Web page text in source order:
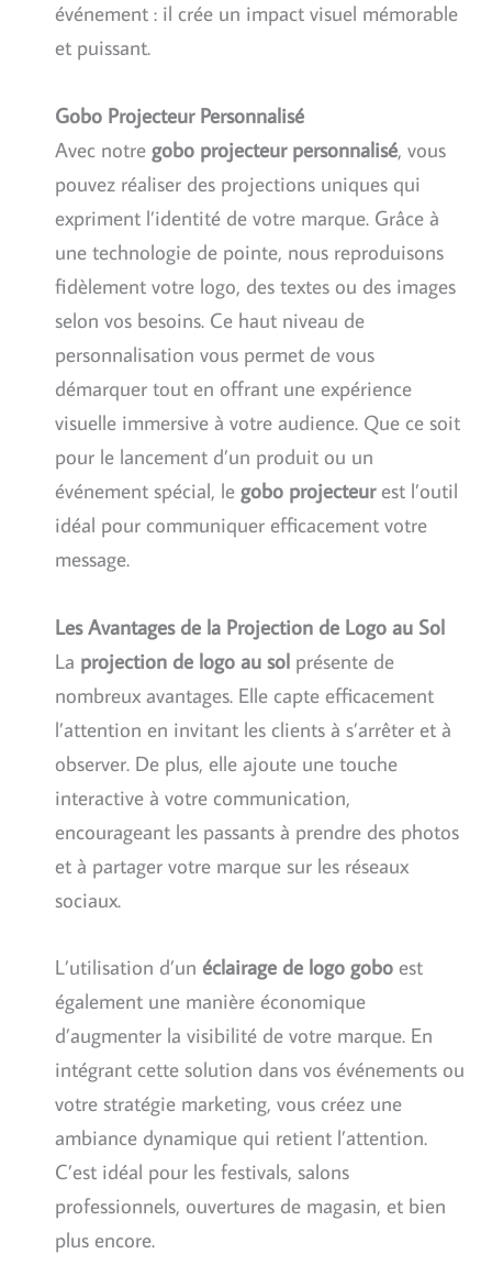
événement : il crée un impact visuel mémorable
et puissant.
Gobo Projecteur Personnalisé
Avec notre gobo projecteur personnalisé, vous
pouvez réaliser des projections uniques qui
expriment l’identité de votre marque. Grâce à
une technologie de pointe, nous reproduisons
fidèlement votre logo, des textes ou des images
selon vos besoins. Ce haut niveau de
personnalisation vous permet de vous
démarquer tout en offrant une expérience
visuelle immersive à votre audience. Que ce soit
pour le lancement d’un produit ou un
événement spécial, le gobo projecteurest l’outil
idéal pour communiquer efficacement votre
message.
Les Avantages de la Projection de Logo au Sol
La projection de logo au sol présente de
nombreux avantages. Elle capte efficacement
l’attention en invitant les clients à s’arrêter et à
observer. De plus, elle ajoute une touche
interactive à votre communication,
encourageant les passants à prendre des photos
et à partager votre marque sur les réseaux
sociaux.
L’utilisation d’un éclairage de logo gobo est
également une manière économique
d’augmenter la visibilité de votre marque. En
intégrant cette solution dans vos événements ou
votre stratégie marketing, vous créez une
ambiance dynamique qui retient l’attention.
C’est idéal pour les festivals, salons
professionnels, ouvertures de magasin, et bien
plus encore.